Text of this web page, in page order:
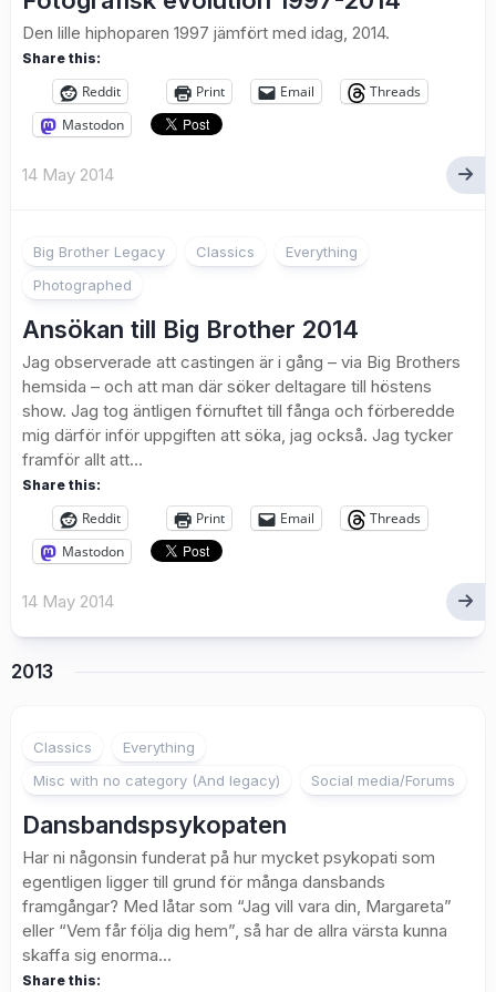
Den lille hiphoparen 1997 jämfört med idag, 2014.
Share this:
Reddit Print Email
Threads
Mastodon
14 May 2014
Big Brother Legacy Classics
Everything
Photographed
Ansökan till Big Brother 2014
Jag observerade att castingen är i gång – via Big Brothers
hemsida – och att man där söker deltagare till höstens
show. Jag tog äntligen förnuftet till fånga och förberedde
mig därför inför uppgiften att söka, jag också. Jag tycker
framför allt att...
Share this:
Reddit Print Email
Threads
Mastodon
14 May 2014
2013
Classics
Everything
Misc with no category (And legacy)
Social media/Forums
Dansbandspsykopaten
Har ni någonsin funderat på hur mycket psykopati som
egentligen ligger till grund för många dansbands
framgångar? Med låtar som “Jag vill vara din, Margareta”
eller “Vem får följa dig hem”, så har de allra värsta kunna
skaffa sig enorma...
Share this: